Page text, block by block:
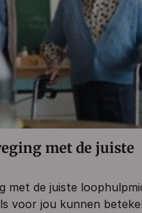
met de juiste
met de juiste
voor jou kunnen